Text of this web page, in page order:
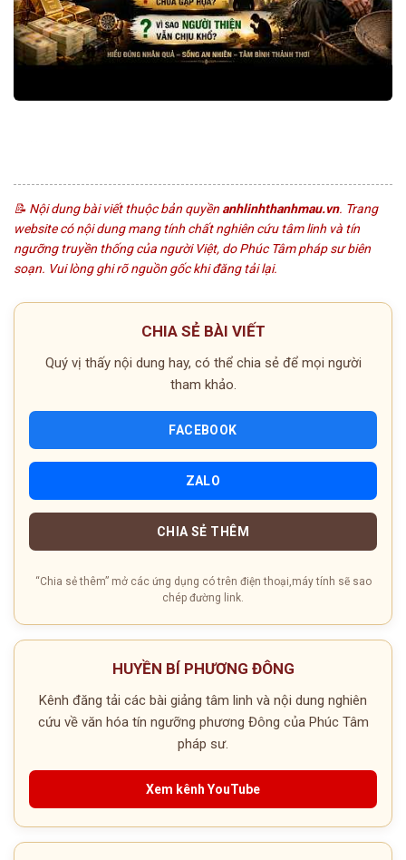
📝 Nội dung bài viết thuộc bản quyền anhlinhthanhmau.vn. Trang
website có nội dung mang tính chất nghiên cứu tâm linh và tín
ngưỡng truyền thống của người Việt, do Phúc Tâm pháp sư biên
soạn. Vui lòng ghi rõ nguồn gốc khi đăng tải lại.
CHIA SẺ BÀI VIẾT
Quý vị thấy nội dung hay, có thể chia sẻ để mọi người
tham khảo.
FACEBOOK
ZALO
CHIA SẺ THÊM
“Chia sẻ thêm” mở các ứng dụng có trên điện thoại,máy tính sẽ sao
chép đường link.
HUYỀN BÍ PHƯƠNG ĐÔNG
Kênh đăng tải các bài giảng tâm linh và nội dung nghiên
cứu về văn hóa tín ngưỡng phương Đông của Phúc Tâm
pháp sư.
Xem kênh YouTube